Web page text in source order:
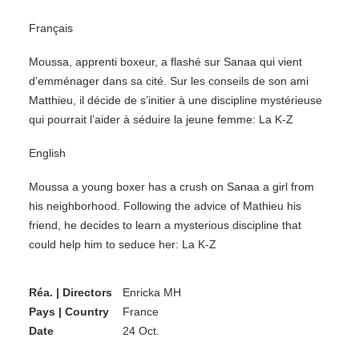
Français
Moussa, apprenti boxeur, a flashé sur Sanaa qui vient
d’emménager dans sa cité. Sur les conseils de son ami
Matthieu, il décide de s’initier à une discipline mystérieuse
qui pourrait l’aider à séduire la jeune femme: La K-Z
English
Moussa a young boxer has a crush on Sanaa a girl from
his neighborhood. Following the advice of Mathieu his
friend, he decides to learn a mysterious discipline that
could help him to seduce her: La K-Z
Réa. | Directors
Enricka MH
Pays | Country
France
Date
24 Oct.